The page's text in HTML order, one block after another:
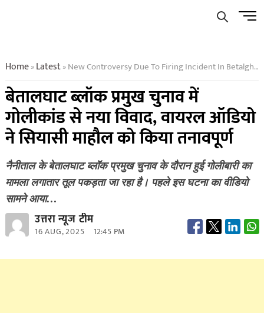
Menu
Home»Latest»New Controversy Due To Firing Incident In Betalghat Block Pramukh Election Viral Audio Made Political Atmosphere Tense
बेतालघाट ब्लॉक प्रमुख चुनाव में
गोलीकांड से नया विवाद, वायरल ऑडियो
ने सियासी माहौल को किया तनावपूर्ण
नैनीताल के बेतालघाट ब्लॉक प्रमुख चुनाव के दौरान हुई गोलीबारी का
मामला लगातार तूल पकड़ता जा रहा है। पहले इस घटना का वीडियो
सामने आया…
उत्तरा न्यूज टीम
16 AUG, 2025 12:45 PM